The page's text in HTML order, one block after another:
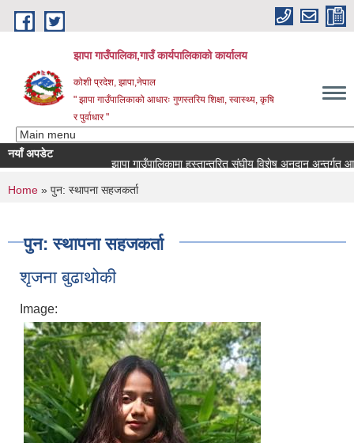
Skip to main content
झापा गाउँपालिका,गाउँ कार्यपालिकाको कार्यालय
कोशी प्रदेश, झापा,नेपाल
" झापा गाउँपालिकाको आधारः गुणस्तरिय शिक्षा, स्वास्थ्य, कृषि
र पुर्वाधार "
नयाँ अपडेट
You are here
Home » पुन: स्थापना सहजकर्ता
पुन: स्थापना सहजकर्ता
शृजना बुढाथोकी
Image: